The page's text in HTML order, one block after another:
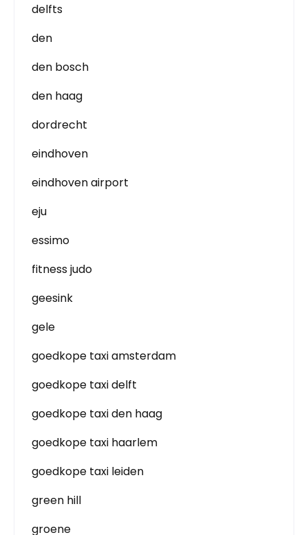
delfts
den
den bosch
den haag
dordrecht
eindhoven
eindhoven airport
eju
essimo
fitness judo
geesink
gele
goedkope taxi amsterdam
goedkope taxi delft
goedkope taxi den haag
goedkope taxi haarlem
goedkope taxi leiden
green hill
groene